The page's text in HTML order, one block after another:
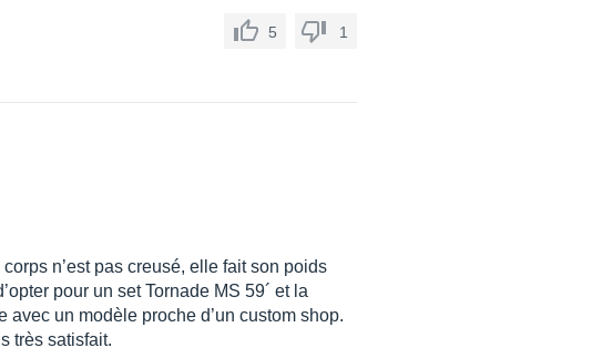
5 1
n’est pas creusé, elle fait son poids
pour un set Tornade MS 59´ et la
un modèle proche d’un custom shop.
très satisfait.